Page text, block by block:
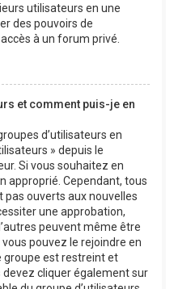
utilisateurs en une
des pouvoirs de
à un forum privé.
et comment puis-je en
d’utilisateurs en
» depuis le
Si vous souhaitez en
approprié. Cependant, tous
pas ouverts aux nouvelles
une approbation,
peuvent même être
pouvez le rejoindre en
groupe est restreint et
cliquer également sur